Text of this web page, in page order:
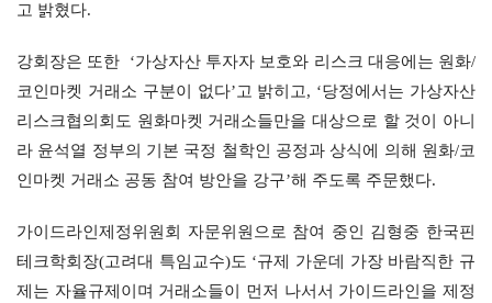
고 밝혔다.
강회장은 또한  ‘가상자산 투자자 보호와 리스크 대응에는 원화/
코인마켓 거래소 구분이 없다’고 밝히고, ‘당정에서는 가상자산
리스크협의회도 원화마켓 거래소들만을 대상으로 할 것이 아니
라 윤석열 정부의 기본 국정 철학인 공정과 상식에 의해 원화/코
인마켓 거래소 공동 참여 방안을 강구’해 주도록 주문했다.
가이드라인제정위원회 자문위원으로 참여 중인 김형중 한국핀
테크학회장(고려대 특임교수)도 ‘규제 가운데 가장 바람직한 규
제는 자율규제이며 거래소들이 먼저 나서서 가이드라인을 제정